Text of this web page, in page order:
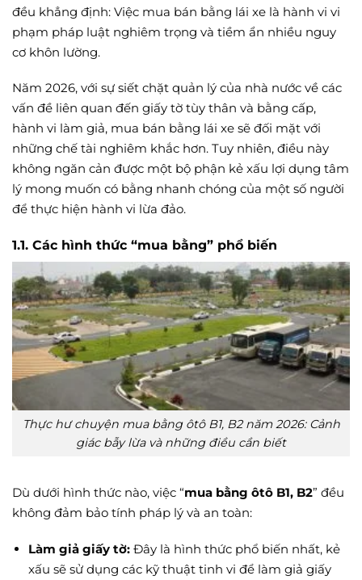
đều khẳng định: Việc mua bán bằng lái xe là hành vi vi
phạm pháp luật nghiêm trọng và tiềm ẩn nhiều nguy
cơ khôn lường.
Năm 2026, với sự siết chặt quản lý của nhà nước về các
vấn đề liên quan đến giấy tờ tùy thân và bằng cấp,
hành vi làm giả, mua bán bằng lái xe sẽ đối mặt với
những chế tài nghiêm khắc hơn. Tuy nhiên, điều này
không ngăn cản được một bộ phận kẻ xấu lợi dụng tâm
lý mong muốn có bằng nhanh chóng của một số người
để thực hiện hành vi lừa đảo.
1.1. Các hình thức “mua bằng” phổ biến
Thực hư chuyện mua bằng ôtô B1, B2 năm 2026: Cảnh
giác bẫy lừa và những điều cần biết
Dù dưới hình thức nào, việc “mua bằng ôtô B1, B2” đều
không đảm bảo tính pháp lý và an toàn:
Làm giả giấy tờ:Đây là hình thức phổ biến nhất, kẻ
xấu sẽ sử dụng các kỹ thuật tinh vi để làm giả giấy